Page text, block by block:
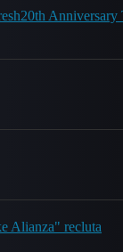
Anniversary
Alianza" recluta